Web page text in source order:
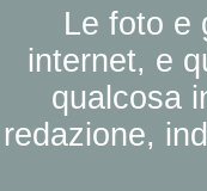
Le foto e
internet, e
qualcosa
redazione,